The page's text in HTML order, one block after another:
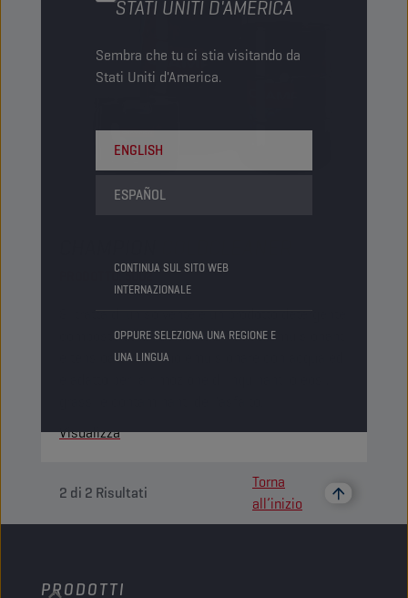
STATI UNITI D'AMERICA
Sembra che tu ci stia visitando da
Stati Uniti d'America.
ENGLISH
ESPAÑOL
CONTINUA SUL SITO WEB
INTERNAZIONALE
OPPURE SELEZIONA UNA REGIONE E
UNA LINGUA
PRODOTTO:5002
composto da un solvente alifatico, emulsionanti
e tensioattivi. Si può emulsionare con acqua ed
Visualizza
2 di 2 Risultati
Torna
all’inizio
PRODOTTI